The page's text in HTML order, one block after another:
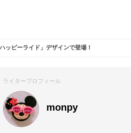
ッピーライド」デザインで登場！
ライタープロフィール
monpy